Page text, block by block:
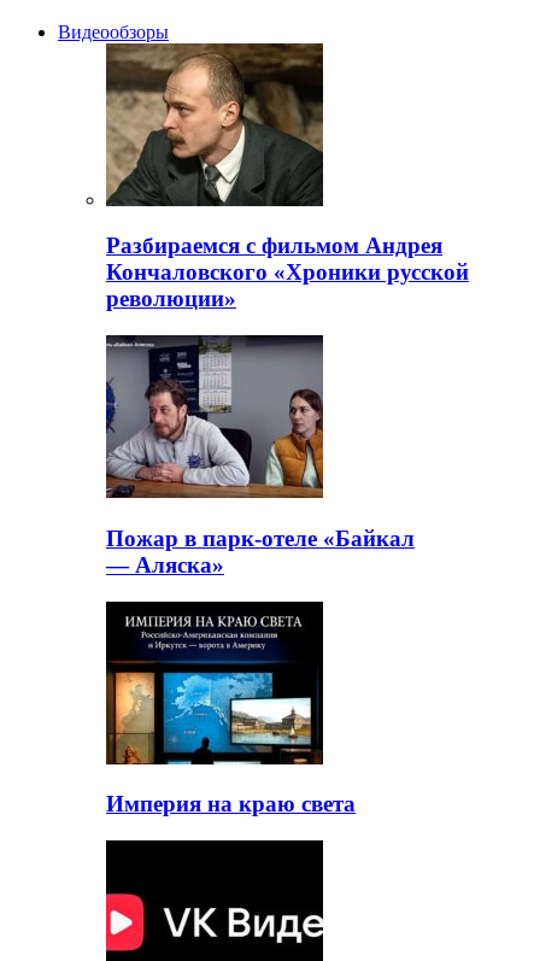
Видеообзоры
Разбираемся с фильмом Андрея
Кончаловского «Хроники русской
революции»
Пожар в парк-отеле «Байкал
— Аляска»
Империя на краю света